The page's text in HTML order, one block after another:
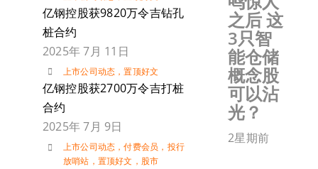
亿钢控股获9820万令吉钻孔
桩合约
2025年 7月 11日
上市公司动态 ，置顶好文
亿钢控股获2700万令吉打桩
合约
2025年 7月 9日
上市公司动态 ，付费会员 ， 投行
放哨站 ， 置顶好文 ， 股市
之后 这
3只智
能仓储
概念股
可以沾
光？
2星期前